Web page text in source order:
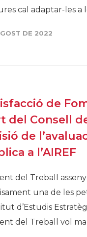
cal adaptar-les a
DE 2022
de
del Consell
de
a l’AIREF
del Treball
una de les
d’Estudis
del Treball vol